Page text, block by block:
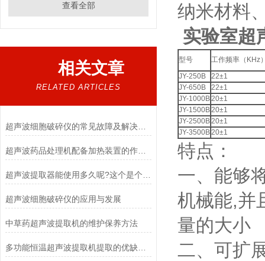
查看全部
相关文章
RELATED ARTICLES
超声波细胞破碎仪的常见故障及解决办法
超声波药品处理机配备加热装置的作用与意义
超声波细胞破碎仪的应用与发展
中草药超声波提取机的维护保养方法
多功能恒温超声波提取机提取的优缺点是什么呢
纳米材料
实验室超
型号
工作频率（KHz
JY-250B
22±1
JY-650B
22±1
JY-1000B20±1
JY-1500B20±1
JY-2500B20±1
JY-3500B20±1
特点：
一、能够
机械能,并
量的大小
二、可扩